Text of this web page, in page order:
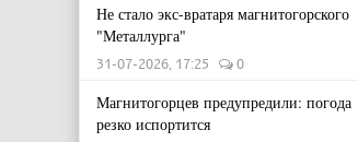
Не стало экс-вратаря магнитогорского
"Металлурга"
31-07-2026, 17:25 0
Магнитогорцев предупредили: погода
резко испортится